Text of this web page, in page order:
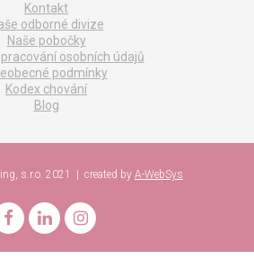
Kontakt
odborné divize
Naše pobočky
osobních údajů
podmínky
Kodex chování
Blog
s.r.o. 2021 | created by A-WebSys